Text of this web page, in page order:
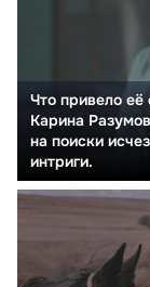
Что привело её
Карина
на поиски
интриги.